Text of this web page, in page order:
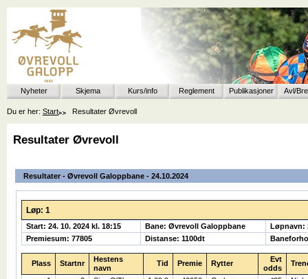
Nyheter Skjema Kurs/info Reglement Publikasjoner Avl/
Du er her: Start Resultater Øvrevoll
Resultater Øvrevoll
Resultater - Øvrevoll Galoppbane - 24.10.2024
Løp: 1
Start: 24. 10. 2024 kl. 18:15 Bane: Øvrevoll Galoppbane
Løpnavn:
Premiesum: 77805
Distanse: 1100dt
Plass Startnr
Hestens
navn
Tid Premie Rytter
Evt
odds